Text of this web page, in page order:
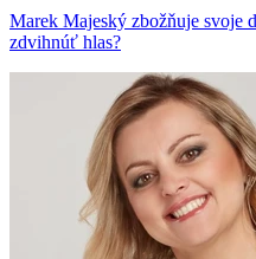
Marek Majeský zbožňuje svoje
zdvihnúť hlas?